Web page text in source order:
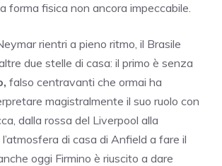
forma fisica non ancora impeccabile.
rientri a pieno ritmo, il Brasile
due stelle di casa: il primo è senza
falso centravanti che ormai ha
magistralmente il suo ruolo con
dalla rossa del Liverpool alla
di casa di Anfield a fare il
oggi Firmino è riuscito a dare